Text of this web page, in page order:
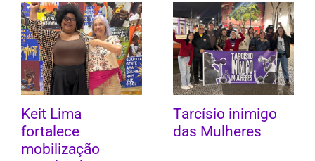
Keit Lima
fortalece
mobilização
Tarcísio inimigo
das Mulheres